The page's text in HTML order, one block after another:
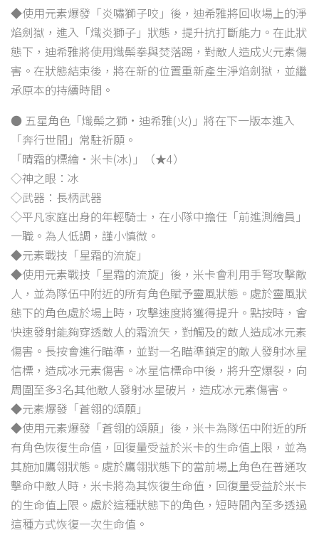
◆使用元素爆發「炎嘯獅子咬」後，迪希雅將回收場上的淨
焰劍獄，進入「熾炎獅子」狀態，提升抗打斷能力。在此狀
態下，迪希雅將使用熾鬃拳與焚落踢，對敵人造成火元素傷
害。在狀態結束後，將在新的位置重新產生淨焰劍獄，並繼
承原本的持續時間。
● 五星角色「熾鬃之獅·迪希雅(火)」將在下一版本進入
「奔行世間」常駐祈願。
「晴霜的標繪·米卡(冰)」（★4）
◇神之眼：冰
◇武器：長柄武器
◇平凡家庭出身的年輕騎士，在小隊中擔任「前進測繪員」
一職。為人低調，謹小慎微。
◆元素戰技「星霜的流旋」
◆使用元素戰技「星霜的流旋」後，米卡會利用手弩攻擊敵
人，並為隊伍中附近的所有角色賦予靈風狀態。處於靈風狀
態下的角色處於場上時，攻擊速度將獲得提升。點按時，會
快速發射能夠穿透敵人的霜流矢，對觸及的敵人造成冰元素
傷害。長按會進行瞄準，並對一名瞄準鎖定的敵人發射冰星
信標，造成冰元素傷害。冰星信標命中後，將升空爆裂，向
周圍至多3名其他敵人發射冰星破片，造成冰元素傷害。
◆元素爆發「蒼翎的頌願」
◆使用元素爆發「蒼翎的頌願」後，米卡為隊伍中附近的所
有角色恢復生命值，回復量受益於米卡的生命值上限，並為
其施加鷹翎狀態。處於鷹翎狀態下的當前場上角色在普通攻
擊命中敵人時，米卡將為其恢復生命值，回復量受益於米卡
的生命值上限。處於這種狀態下的角色，短時間內至多透過
這種方式恢復一次生命值。